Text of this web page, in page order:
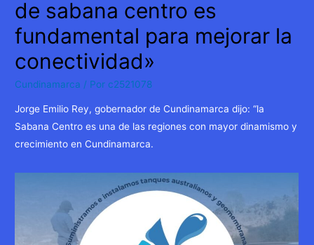
de sabana centro es
fundamental para mejorar la
conectividad»
Cundinamarca / Por c2521078
Jorge Emilio Rey, gobernador de Cundinamarca dijo: “la
Sabana Centro es una de las regiones con mayor dinamismo y
crecimiento en Cundinamarca.